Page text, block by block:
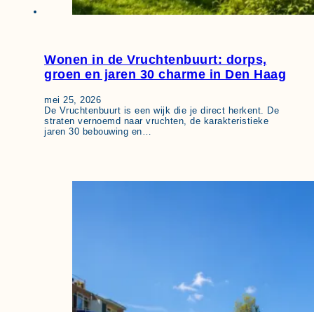
Wonen in de Vruchtenbuurt: dorps,
groen en jaren 30 charme in Den Haag
mei 25, 2026
De Vruchtenbuurt is een wijk die je direct herkent. De
straten vernoemd naar vruchten, de karakteristieke
jaren 30 bebouwing en…